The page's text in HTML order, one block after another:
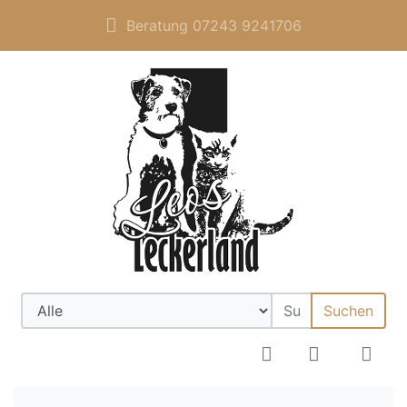
Beratung 07243 9241706
Suchen